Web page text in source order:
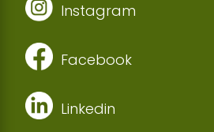
Instagram
Facebook
Linkedin